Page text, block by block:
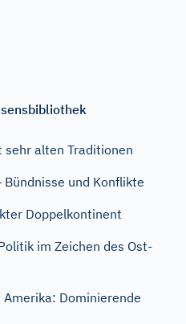
alten Traditionen
und Konflikte
Doppelkontinent
im Zeichen des Ost-
Dominierende